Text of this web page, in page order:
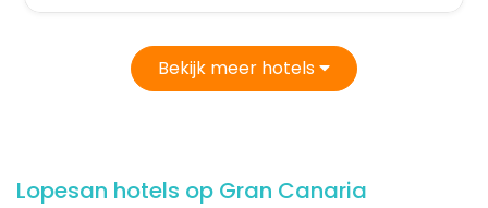
Bekijk meer hotels
Lopesan hotels op Gran Canaria